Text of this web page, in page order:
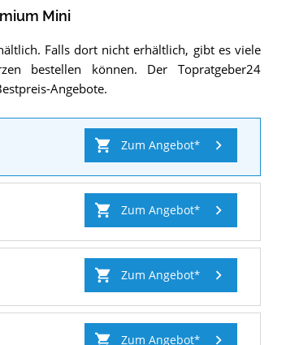
Mini
Falls dort nicht erhältlich, gibt es viele
bestellen können. Der Topratgeber24
Angebote.
Zum Angebot
Zum Angebot
Zum Angebot
Zum Angebot